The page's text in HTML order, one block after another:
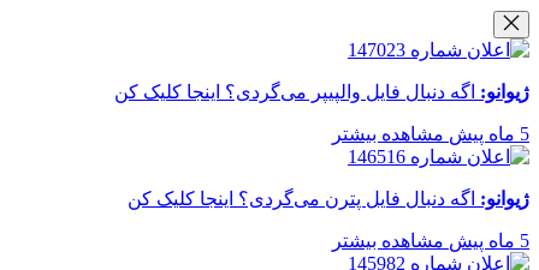
ژیوانو: اگه دنبال فایل والپیپر می‌گردی؟ اینجا کلیک کن
5 ماه پیش مشاهده بیشتر
ژیوانو: اگه دنبال فایل پترن می‌گردی؟ اینجا کلیک کن
5 ماه پیش مشاهده بیشتر